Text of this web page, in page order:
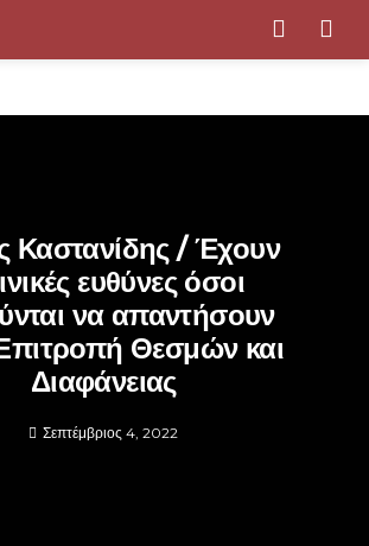
Καστανίδης / Έχουν
ευθύνες όσοι
να απαντήσουν
Θεσμών και
Διαφάνειας
Σεπτέμβριος 4, 2022